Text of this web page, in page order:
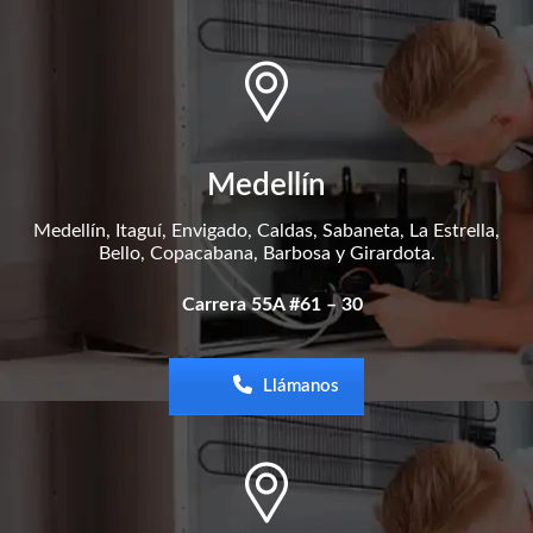
Medellín
Medellín, Itaguí, Envigado, Caldas, Sabaneta, La Estrella,
Bello, Copacabana, Barbosa y Girardota.
Carrera 55A #61 – 30
Llámanos